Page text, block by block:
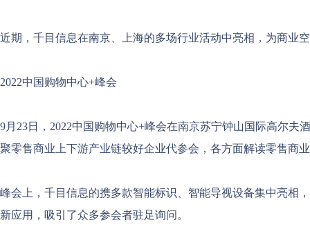
近期，千目信息在南京、上海的多场行业活动中亮相，为商业
2022中国购物中心+峰会
9月23日，2022中国购物中心+峰会在南京苏宁钟山国际高尔夫
聚零售商业上下游产业链较好企业代参会，各方面解读零售商
峰会上，千目信息的携多款智能标识、智能导视设备集中亮相
新应用，吸引了众多参会者驻足询问。